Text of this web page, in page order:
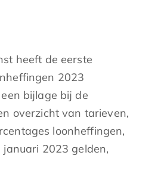
heeft de eerste
2023
bijlage bij de
overzicht van tarieven,
loonheffingen,
januari 2023 gelden,